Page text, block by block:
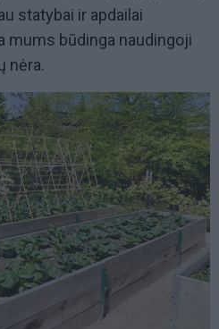
statybai ir apdailai
mums būdinga naudingoji
nėra.